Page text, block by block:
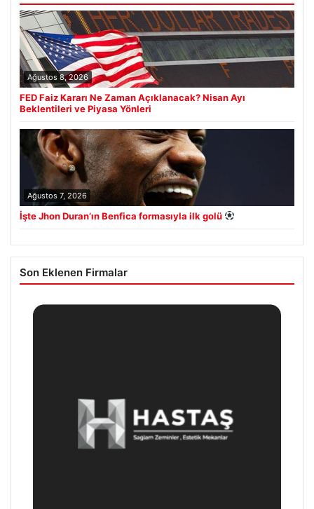
Ağustos 8, 2026
FED Faiz Kararı Ne Zaman Açıklanacak? Nisan Ayı
Beklentileri ve Piyasa Yönleri
Ağustos 7, 2026
İşte Jhon Duran’ın Benfica formasıyla ilk golü
Son Eklenen Firmalar